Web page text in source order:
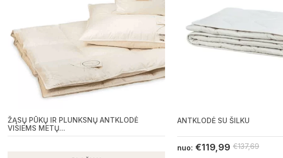
ŽĄSŲ PŪKŲ IR PLUNKSNŲ ANTKLODĖ
VISIEMS METŲ...
ANTKLODĖ SU ŠILKU
nuo: €119,99 €137,69